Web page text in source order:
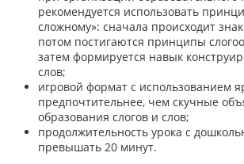
рекомендуется использовать
сложному»: сначала происходит
потом постигаются принципы
затем формируется навык
слов;
игровой формат с использованием
предпочтительнее, чем скучные
образования слогов и слов;
продолжительность урока с
превышать 20 минут.